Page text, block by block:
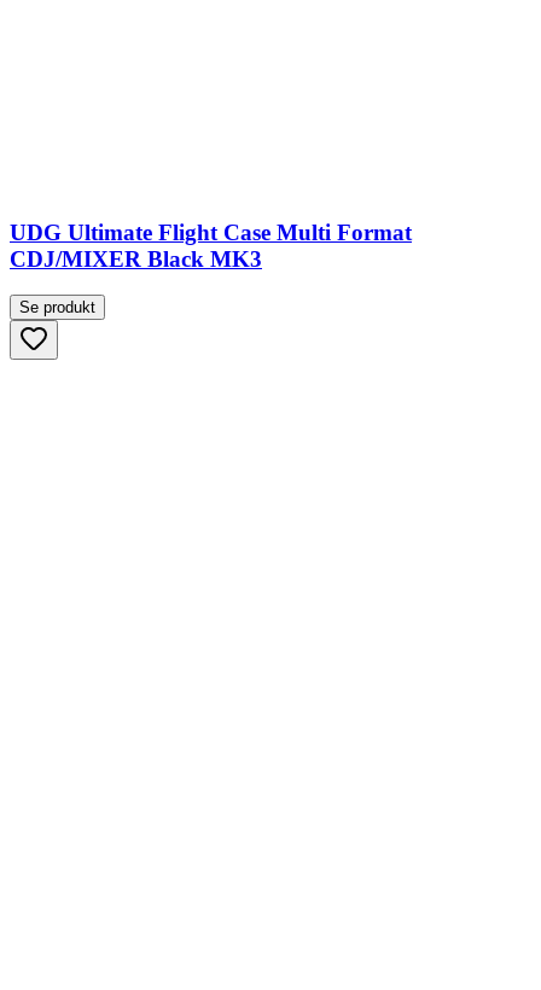
UDG Ultimate Flight Case Multi Format
CDJ/MIXER Black MK3
Se produkt